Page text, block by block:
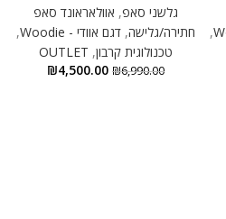
,
גלשני סאפ, אוולאראונד סאפ
חתירה/גלישה, דגם אוודי - Woodie
,
טכנולוגית קרבון,
OUTLET
₪6,990.00
₪4,500.00